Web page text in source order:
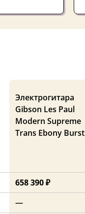
Электрогитара
Gibson Les Paul
Modern Supreme
Trans Ebony Burst
658 390 ₽
—